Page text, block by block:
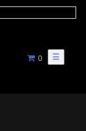
☰
0